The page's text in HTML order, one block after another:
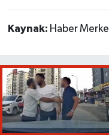
Kaynak: Haber